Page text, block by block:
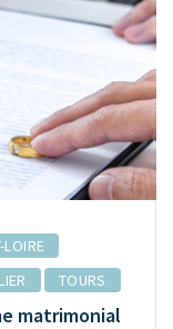
LOIRE
TOURS
matrimonial